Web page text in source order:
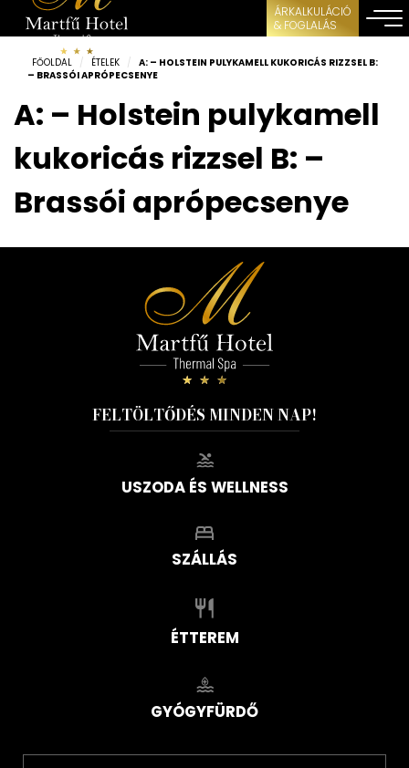
ÁRKALKULÁCIÓ
& FOGLALÁS
FŐOLDAL / ÉTELEK /
A: – HOLSTEIN PULYKAMELL KUKORICÁS RIZZSEL B:
– BRASSÓI APRÓPECSENYE
A: – Holstein pulykamell
kukoricás rizzsel B: –
Brassói aprópecsenye
FELTÖLTŐDÉS MINDEN NAP!
USZODA ÉS WELLNESS
SZÁLLÁS
ÉTTEREM
GYÓGYFÜRDŐ